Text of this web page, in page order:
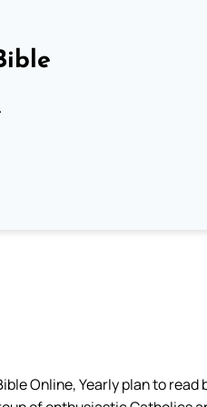
Online, Yearly plan to read